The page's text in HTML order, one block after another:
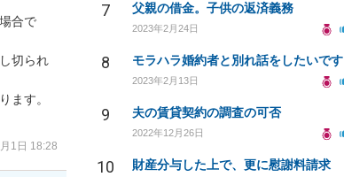
合で
切られ
ます。
1日 18:28
7 父親の借金。子供の返済義務
2023年2月24日
8 モラハラ婚約者と別れ話をしたいです
2023年2月13日
9 夫の賃貸契約の調査の可否
2022年12月26日
10 財産分与した上で、更に慰謝料請求